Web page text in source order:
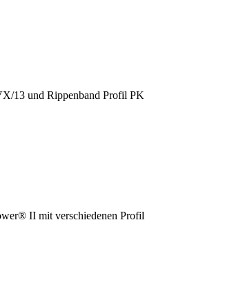
13 und Rippenband Profil PK
II mit verschiedenen Profil